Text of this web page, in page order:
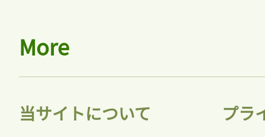
会員登録
More
当サイトについて プラ